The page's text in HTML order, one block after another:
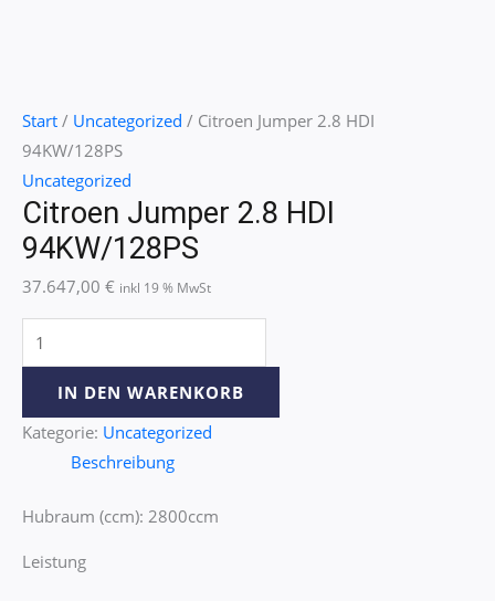
Start / Uncategorized / Citroen Jumper 2.8 HDI
94KW/128PS
Uncategorized
Citroen Jumper 2.8 HDI
94KW/128PS
37.647,00 € inkl 19 % MwSt
IN DEN WARENKORB
Kategorie: Uncategorized
Beschreibung
Hubraum (ccm): 2800ccm
Leistung